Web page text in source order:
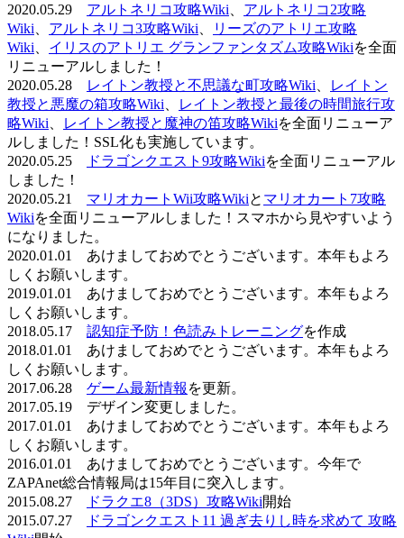
2020.05.29 アルトネリコ攻略Wiki
アルトネリコ2攻略
Wiki
アルトネリコ3攻略Wiki
リーズのアトリエ攻略
Wiki
イリスのアトリエ グランファンタズム攻略Wikiを全面
リニューアルしました！
2020.05.28
レイトン教授と不思議な町攻略Wiki
レイトン
教授と悪魔の箱攻略Wiki
レイトン教授と最後の時間旅行攻
略Wiki
レイトン教授と魔神の笛攻略Wikiを全面リニューア
ルしました！SSL化も実施しています。
2020.05.25
ドラゴンクエスト9攻略Wikiを全面リニューアル
しました！
2020.05.21 マリオカートWii攻略Wikiと マリオカート7攻略
Wikiを全面リニューアルしました！スマホから見やすいよう
になりました。
2020.01.01 あけましておめでとうございます。本年もよろ
しくお願いします。
2019.01.01 あけましておめでとうございます。本年もよろ
しくお願いします。
2018.05.17 認知症予防！色読みトレーニングを作成
2018.01.01 あけましておめでとうございます。本年もよろ
しくお願いします。
2017.06.28 ゲーム最新情報 を更新。
2017.05.19 デザイン変更しました。
2017.01.01 あけましておめでとうございます。本年もよろ
しくお願いします。
2016.01.01 あけましておめでとうございます。今年で
ZAPAnet総合情報局は15年目に突入します。
2015.08.27
ドラクエ8（3DS）攻略Wiki開始
2015.07.27
ドラゴンクエスト11 過ぎ去りし時を求めて 攻略